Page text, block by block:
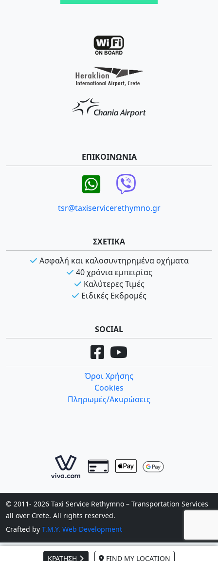
ΚΡΑΤΗΣΗ FIND MY LOCATION
ΕΠΙΚΟΙΝΩΝΙΑ
tsr@taxiservicerethymno.gr
ΣΧΕΤΙΚΑ
Ασφαλή και καλοσυντηρημένα οχήματα
40 χρόνια εμπειρίας
Καλύτερες Τιμές
Ειδικές Εκδρομές
SOCIAL
Όροι Χρήσης
Cookies
Πληρωμές/Ακυρώσεις
© 2011- 2026 Taxi Service Rethymno – Transportation Services
all over Crete. All rights reserved.
Crafted by T.M.Y. Web Development